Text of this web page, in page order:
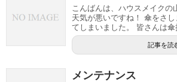
こんばんは、ハウスメイクの
天気が悪いですね！ 傘をさ
てしまいました。 皆さんは傘
記事を読
メンテナンス